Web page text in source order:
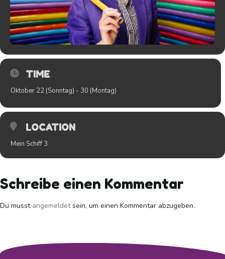
TIME
Oktober 22 (Sonntag) - 30 (Montag)
LOCATION
Mein Schiff 3
Schreibe einen Kommentar
Du musst angemeldetsein, um einen Kommentar abzugeben.